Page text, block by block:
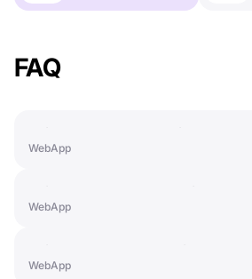
FAQ
WebApp
WebApp
WebApp